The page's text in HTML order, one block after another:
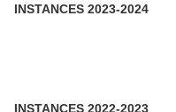
INSTANCES 2023-2024
INSTANCES 2022-2023